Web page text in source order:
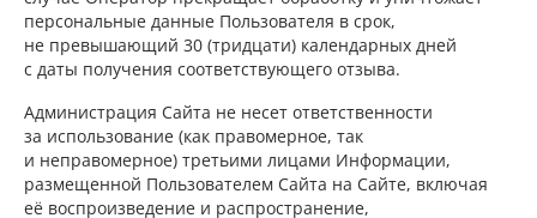
персональные данные Пользователя в срок,
не превышающий 30 (тридцати) календарных дней
с даты получения соответствующего отзыва.
Администрация Сайта не несет ответственности
за использование (как правомерное, так
и неправомерное) третьими лицами Информации,
размещенной Пользователем Сайта на Сайте, включая
её воспроизведение и распространение,